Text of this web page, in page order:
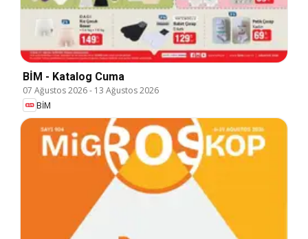
BİM - Katalog Cuma
07 Ağustos 2026- 13 Ağustos 2026
BİM